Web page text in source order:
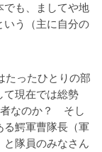
でも、ましてや地
いう（主に自分の
たったひとりの部
て現在では総勢
者なのか？ そし
鰐軍曹隊長（軍
隊員のみなさん